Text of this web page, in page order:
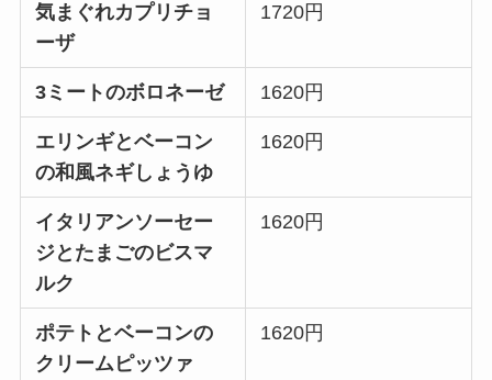
気まぐれカプリチョ
ーザ
1720円
3ミートのボロネーゼ 1620円
エリンギとベーコン
の和風ネギしょうゆ
1620円
イタリアンソーセー
ジとたまごのビスマ
ルク
1620円
ポテトとベーコンの
クリームピッツァ
1620円